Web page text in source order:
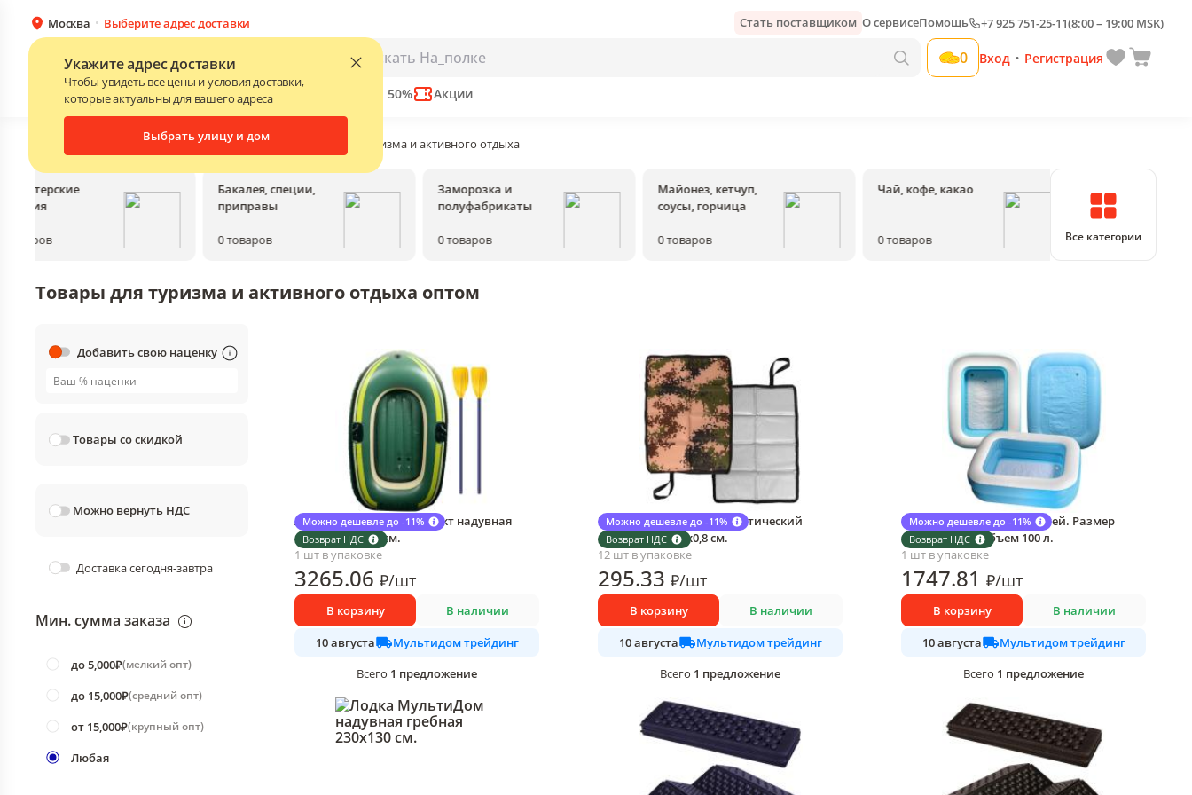
Москва Выберите адрес доставки
Укажите адрес доставки
Чтобы увидеть все цены и условия доставки,
которые актуальны для вашего адреса
Выбрать улицу и дом
Стать поставщиком О сервисеПомощь +7 925 751-25-11(8:00 – 19:00 MSK)
Каталог 0 Вход • Регистрация
БрендыПрайс-листы поставщиков Скидки до 50% Акции
Каталог • Товары для отдыха Товары для туризма и активного отдыха
товаров
Бакалея, специи,
приправы
0товаров
Заморозка и
полуфабрикаты
0товаров
Майонез, кетчуп,
соусы, горчица
0товаров
Чай, кофе, какао
0товаров
Соки, воды,
0товаров
Все категории
Товары для туризма и активного отдыха оптом
Добавить свою наценку
Товары со скидкой
Можно вернуть НДС
Доставка сегодня-завтра
Мин. сумма заказа
до 5,000₽(мелкий опт)
до 15,000₽(средний опт)
от 15,000₽(крупный опт)
Любая
Можно дешевле до -11%
Возврат НДС
Лодка МультиДом Компакт надувная
гребная 140х80 см.
1 шт в упаковке
3265.06 ₽/шт
В корзину В наличии
10 августа
Мультидом трейдинг
Всего 1 предложение
Можно дешевле до -11%
Возврат НДС
Коврик МультиДом туристический
складной 45х34х0,8 см.
12 шт в упаковке
295.33 ₽/шт
В корзину В наличии
10 августа
Мультидом трейдинг
Всего 1 предложение
Можно дешевле до -11%
Возврат НДС
Бассейн надувной для детей. Размер
110х82х32 см. Объем 100 л.
1 шт в упаковке
1747.81 ₽/шт
В корзину В наличии
10 августа
Мультидом трейдинг
Всего 1 предложение